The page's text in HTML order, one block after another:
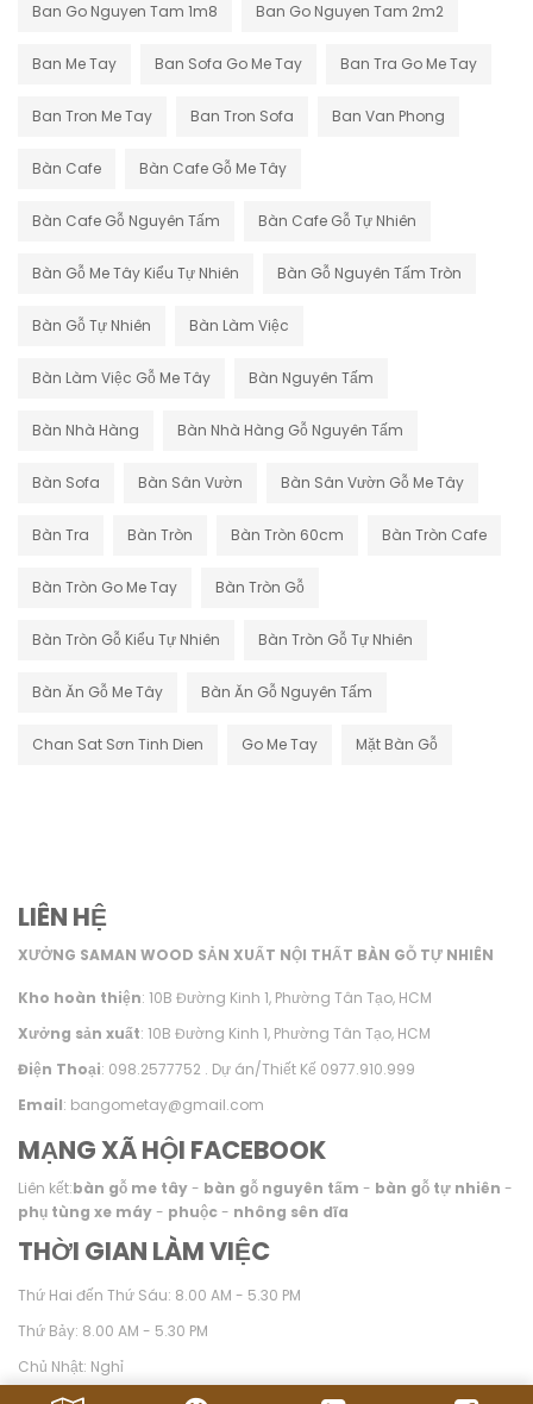
Ban Go Nguyen Tam 1m8 Ban Go Nguyen Tam 2m2
Ban Me Tay Ban Sofa Go Me Tay Ban Tra Go Me Tay
Ban Tron Me Tay Ban Tron Sofa Ban Van Phong
Bàn Cafe Bàn Cafe Gỗ Me Tây
Bàn Cafe Gỗ Nguyên Tấm Bàn Cafe Gỗ Tự Nhiên
Bàn Gỗ Me Tây Kiểu Tự Nhiên Bàn Gỗ Nguyên Tấm Tròn
Bàn Gỗ Tự Nhiên Bàn Làm Việc
Bàn Làm Việc Gỗ Me Tây Bàn Nguyên Tấm
Bàn Nhà Hàng Bàn Nhà Hàng Gỗ Nguyên Tấm
Bàn Sofa Bàn Sân Vườn Bàn Sân Vườn Gỗ Me Tây
Bàn Tra Bàn Tròn Bàn Tròn 60cm Bàn Tròn Cafe
Bàn Tròn Go Me Tay Bàn Tròn Gỗ
Bàn Tròn Gỗ Kiểu Tự Nhiên Bàn Tròn Gỗ Tự Nhiên
Bàn Ăn Gỗ Me Tây Bàn Ăn Gỗ Nguyên Tấm
Chan Sat Sơn Tinh Dien Go Me Tay Mặt Bàn Gỗ
LIÊN HỆ
XƯỞNG SAMAN WOOD SẢN XUẤT NỘI THẤT BÀN GỖ TỰ NHIÊN
Kho hoàn thiện: 10B Đường Kinh 1, Phường Tân Tạo, HCM
Xưởng sản xuất: 10B Đường Kinh 1, Phường Tân Tạo, HCM
Điện Thoại: 098.2577752 . Dự án/Thiết Kế 0977.910.999
Email: bangometay@gmail.com
MẠNG XÃ HỘI FACEBOOK
Liên kết:bàn gỗ me tây- bàn gỗ nguyên tấm - bàn gỗ tự nhiên -
phụ tùng xe máy- phuộc- nhông sên dĩa
THỜI GIAN LÀM VIỆC
Thứ Hai đến Thứ Sáu: 8.00 AM - 5.30 PM
Thứ Bảy: 8.00 AM - 5.30 PM
Chủ Nhật: Nghỉ